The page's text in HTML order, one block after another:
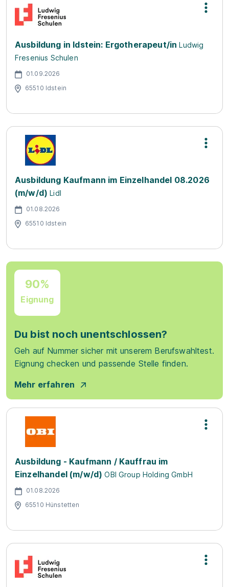
Ausbildung in Idstein: Ergotherapeut/in Ludwig
Fresenius Schulen
01.09.2026
65510 Idstein
Ausbildung Kaufmann im Einzelhandel 08.2026
(m/w/d) Lidl
01.08.2026
65510 Idstein
90%
Eignung
Du bist noch unentschlossen?
Geh auf Nummer sicher mit unserem Berufswahltest.
Eignung checken und passende Stelle finden.
Mehr erfahren
Ausbildung - Kaufmann / Kauffrau im
Einzelhandel (m/w/d) OBI Group Holding GmbH
01.08.2026
65510 Hünstetten